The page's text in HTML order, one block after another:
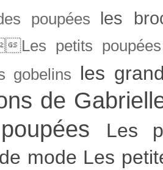
poupées les
Les petits
gobelins les
de
Les
mode Les